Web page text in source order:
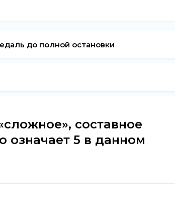
до полной остановки
составное
означает 5 в данном